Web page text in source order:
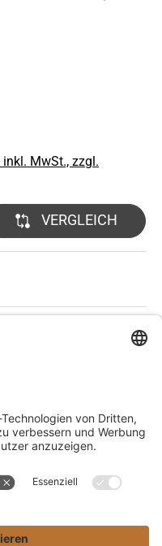
MwSt., zzgl.
VERGLEICH